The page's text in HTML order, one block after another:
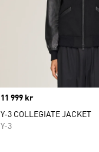
Price
11 999 kr
Y-3 COLLEGIATE JACKET
Y-3